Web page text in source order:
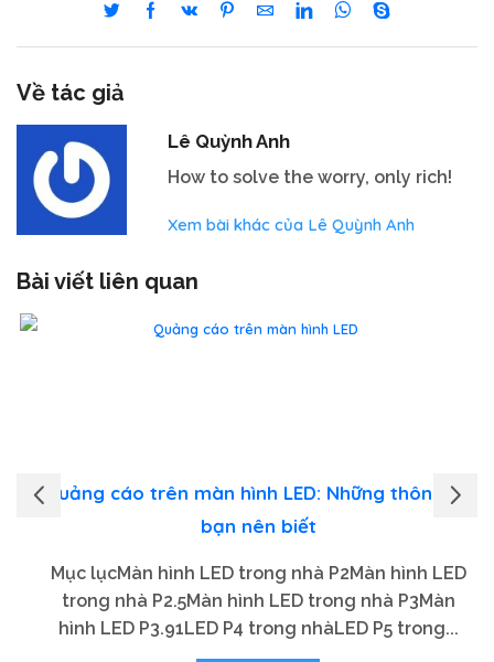
Về tác giả
Lê Quỳnh Anh
How to solve the worry, only rich!
Xem bài khác của Lê Quỳnh Anh
Bài viết liên quan
Quảng cáo trên màn hình LED: Những thông tin
bạn nên biết
Mục lụcMàn hình LED trong nhà P2Màn hình LED
trong nhà P2.5Màn hình LED trong nhà P3Màn
hình LED P3.91LED P4 trong nhàLED P5 trong...